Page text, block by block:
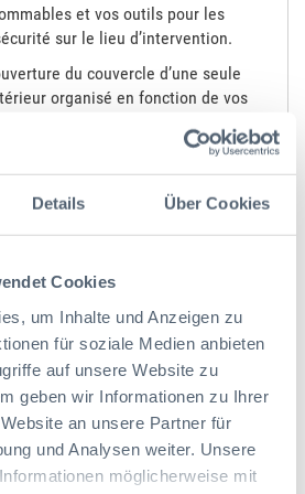
Details Über Cookies
Cookies
um Inhalte und Anzeigen zu
für soziale Medien anbieten
auf unsere Website zu
geben wir Informationen zu Ihrer
an unsere Partner für
und Analysen weiter. Unsere
möglicherweise mit
et vos outils pour les
sur le lieu d’intervention.
du couvercle d’une seule
organisé en fonction de vos
dans le couvercle de la
le contenu et empêche les
coulissant ou au MultiSlide, la
et les modules WorkMo.
disposition des bacs à votre guise
Sans oublier que les bacs de
d’inventorier vos petites pièces en
Par conséquent, vous pouvez
pénuries et éviter les
est un système de rangement
Même le matériel et les